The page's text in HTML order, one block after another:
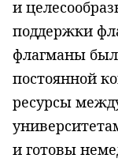
и
поддержки
флагманы
постоянной
ресурсы
и готовы